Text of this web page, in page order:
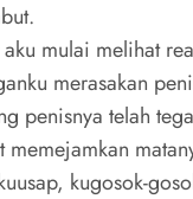
mulai melihat
merasakan
penisnya telah
memejamkan
kugosok-